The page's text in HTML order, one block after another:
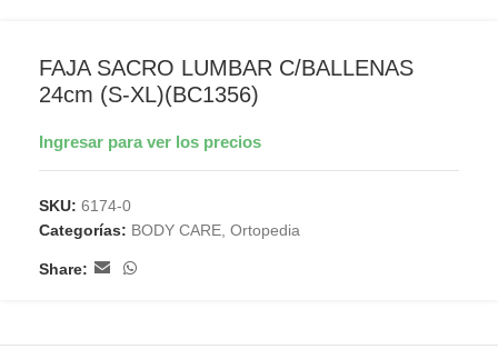
FAJA SACRO LUMBAR C/BALLENAS
24cm (S-XL)(BC1356)
Ingresar para ver los precios
SKU: 6174-0
Categorías: BODY CARE Ortopedia
Share: